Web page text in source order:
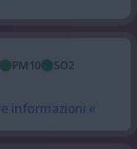
PM10
SO2
informazioni «